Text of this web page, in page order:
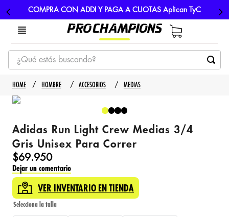
COMPRA CON ADDI Y PAGA A CUOTAS Aplican TyC
¿Qué estás buscando?
TÉRMINOS MÁS BUSCADOS
1
3. nike
4. guayos
5. gorras
HOMBRE ACCESORIOS MEDIAS
Adidas Run Light Crew Medias 3/4
Gris Unisex Para Correr
$69.950
Dejar un comentario
VER INVENTARIO EN TIENDA